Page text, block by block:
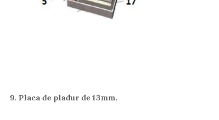
9. Placa de pladur de 13mm.